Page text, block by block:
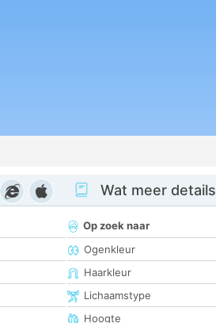
Wat meer details
Op zoek naar
Ogenkleur
Haarkleur
Lichaamstype
Hoogte